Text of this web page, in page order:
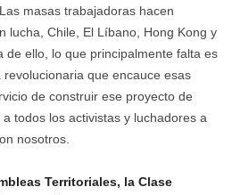
masas trabajadoras hacen
lucha, Chile, El Líbano, Hong Kong y
de ello, lo que principalmente falta es
que encauce esas
de construir ese proyecto de
todos los activistas y luchadores a
nosotros.
Territoriales, la Clase